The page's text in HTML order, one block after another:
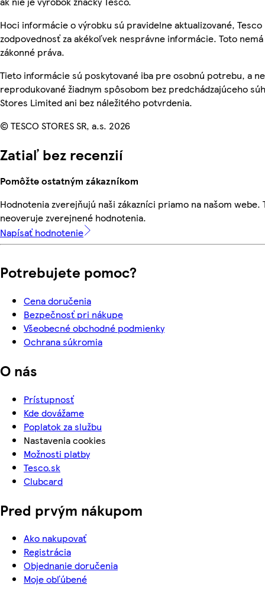
Hoci informácie o výrobku sú pravidelne aktualizované, Tesco
zodpovednosť za akékoľvek nesprávne informácie. Toto nemá
zákonné práva.
Tieto informácie sú poskytované iba pre osobnú potrebu, a
reprodukované žiadnym spôsobom bez predchádzajúceho
Stores Limited ani bez náležitého potvrdenia.
© TESCO STORES SR, a.s. 2026
Zatiaľ bez recenzií
Pomôžte ostatným zákazníkom
Hodnotenia zverejňujú naši zákazníci priamo na našom webe.
neoveruje zverejnené hodnotenia.
Napísať hodnotenie
Potrebujete pomoc?
Cena doručenia
Bezpečnosť pri nákupe
Všeobecné obchodné podmienky
Ochrana súkromia
O nás
Prístupnosť
Kde dovážame
Poplatok za službu
Nastavenia cookies
Možnosti platby
Tesco.sk
Clubcard
Pred prvým nákupom
Ako nakupovať
Registrácia
Objednanie doručenia
Moje obľúbené